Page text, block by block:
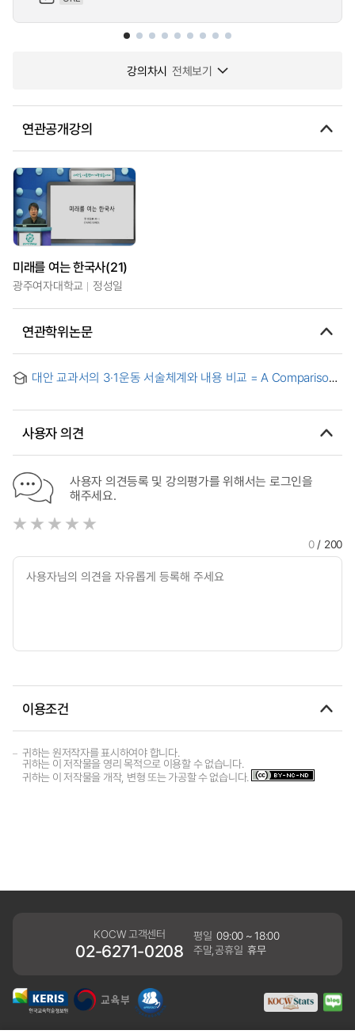
강의차시 전체보기
연관공개강의
미래를 여는 한국사(21)
광주여자대학교 정성일
연관학위논문
대안 교과서의 3·1운동 서술체계와 내용 비교 = A Comparison
textbooks on The March First Movement
사용자 의견
사용자 의견등록 및 강의평가를 위해서는 로그인을
해주세요.
0/ 200
이용조건
귀하는 원저작자를 표시하여야 합니다.
귀하는 이 저작물을 영리 목적으로 이용할 수 없습니다.
귀하는 이 저작물을 개작, 변형 또는 가공할 수 없습니다.
KOCW 고객센터
02-6271-0208
평일 09:00 ~ 18:00
주말,공휴일 휴무